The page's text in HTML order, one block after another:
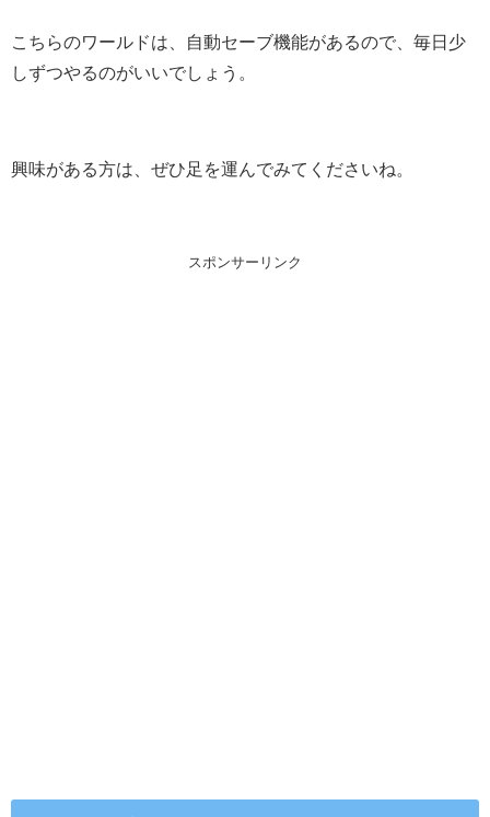
こちらのワールドは、自動セーブ機能があるので、毎日少
しずつやるのがいいでしょう。
興味がある方は、ぜひ足を運んでみてくださいね。
スポンサーリンク